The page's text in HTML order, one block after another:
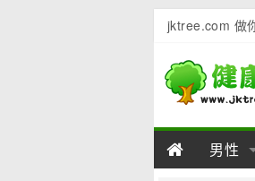
jktree.com 做
男性